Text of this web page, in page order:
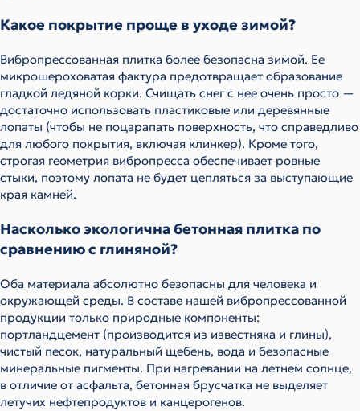
Какое покрытие проще в уходе зимой?
Вибропрессованная плитка более безопасна зимой. Ее
микрошероховатая фактура предотвращает образование
гладкой ледяной корки. Счищать снег с нее очень просто —
достаточно использовать пластиковые или деревянные
лопаты (чтобы не поцарапать поверхность, что справедливо
для любого покрытия, включая клинкер). Кроме того,
строгая геометрия вибропресса обеспечивает ровные
стыки, поэтому лопата не будет цепляться за выступающие
края камней.
Насколько экологична бетонная плитка по
сравнению с глиняной?
Оба материала абсолютно безопасны для человека и
окружающей среды. В составе нашей вибропрессованной
продукции только природные компоненты:
портландцемент (производится из известняка и глины),
чистый песок, натуральный щебень, вода и безопасные
минеральные пигменты. При нагревании на летнем солнце,
в отличие от асфальта, бетонная брусчатка не выделяет
летучих нефтепродуктов и канцерогенов.